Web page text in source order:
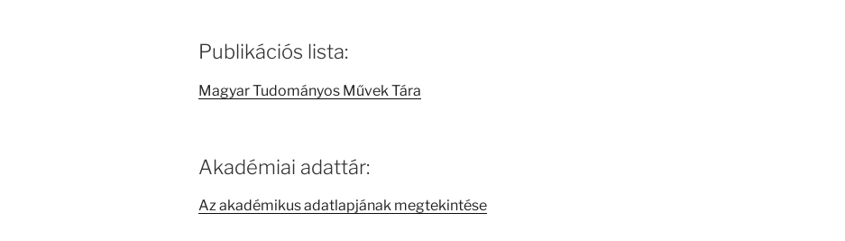
Publikációs lista:
Magyar Tudományos Művek Tára
Akadémiai adattár:
Az akadémikus adatlapjának megtekintése